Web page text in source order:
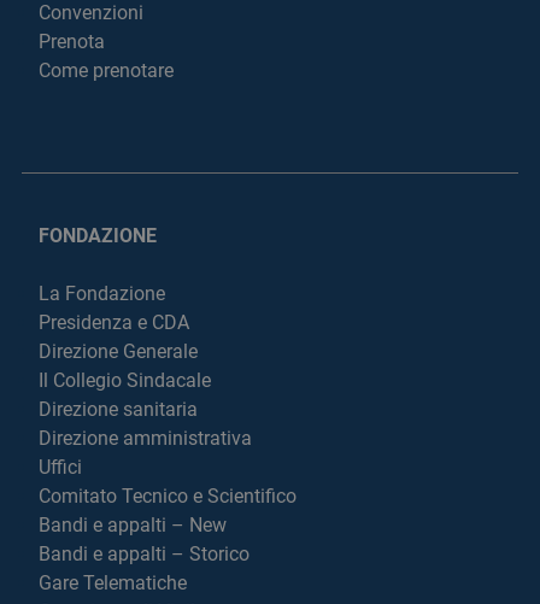
Convenzioni
Prenota
Come prenotare
FONDAZIONE
La Fondazione
Presidenza e CDA
Direzione Generale
Il Collegio Sindacale
Direzione sanitaria
Direzione amministrativa
Uffici
Comitato Tecnico e Scientifico
Bandi e appalti – New
Bandi e appalti – Storico
Gare Telematiche